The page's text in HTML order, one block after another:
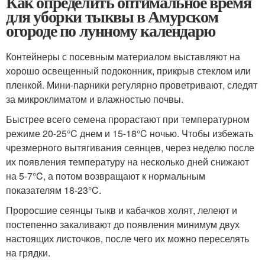
для уборки тыквы в Амурском
огороде по лунному календарю
Контейнеры с посевным материалом выставляют на
хорошо освещенный подоконник, прикрыв стеклом или
пленкой. Мини-парники регулярно проветривают, следят
за микроклиматом и влажностью почвы.
Быстрее всего семена прорастают при температурном
режиме 20-25°C днем и 15-18°C ночью. Чтобы избежать
чрезмерного вытягивания сеянцев, через неделю после
их появления температуру на несколько дней снижают
на 5-7°C, а потом возвращают к нормальным
показателям 18-23°C.
Проросшие сеянцы тыкв и кабачков холят, лелеют и
постепенно закаливают до появления минимум двух
настоящих листочков, после чего их можно переселять
на грядки.